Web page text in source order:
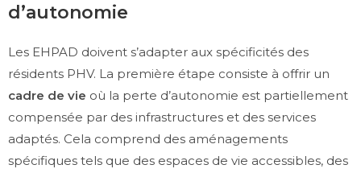
d’autonomie
Les EHPAD doivent s’adapter aux spécificités des
résidents PHV. La première étape consiste à offrir un
cadre de vie où la perte d’autonomie est partiellement
compensée par des infrastructures et des services
adaptés. Cela comprend des aménagements
spécifiques tels que des espaces de vie accessibles, des